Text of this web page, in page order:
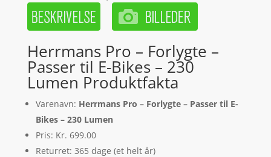
Herrmans Pro – Forlygte –
Passer til E-Bikes – 230
Lumen Produktfakta
Varenavn: Herrmans Pro – Forlygte – Passer til E-
Bikes – 230 Lumen
Pris: Kr. 699.00
Returret: 365 dage (et helt år)